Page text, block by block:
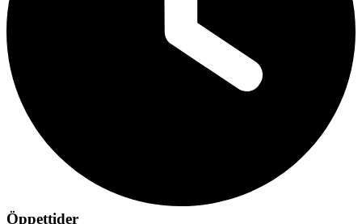
Öppettider